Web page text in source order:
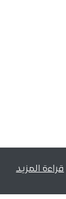
قراءة المزيد